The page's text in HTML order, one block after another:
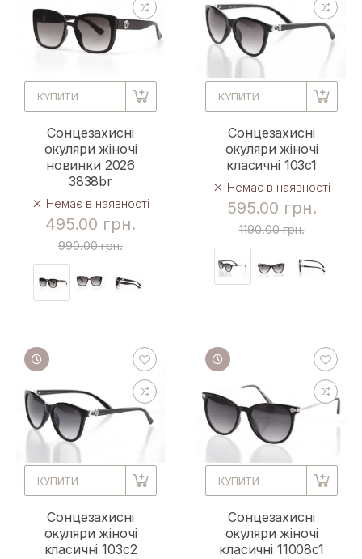
КУПИТИ
Сонцезахисні
окуляри жіночі
новинки 2026
3838br
Немає в наявності
495.00 грн.
990.00 грн.
КУПИТИ
Сонцезахисні
окуляри жіночі
класичні 103c1
Немає в наявності
595.00 грн.
1190.00 грн.
КУПИТИ
Сонцезахисні
окуляри жіночі
класичні 103c2
КУПИТИ
Сонцезахисні
окуляри жіночі
класичні 11008c1